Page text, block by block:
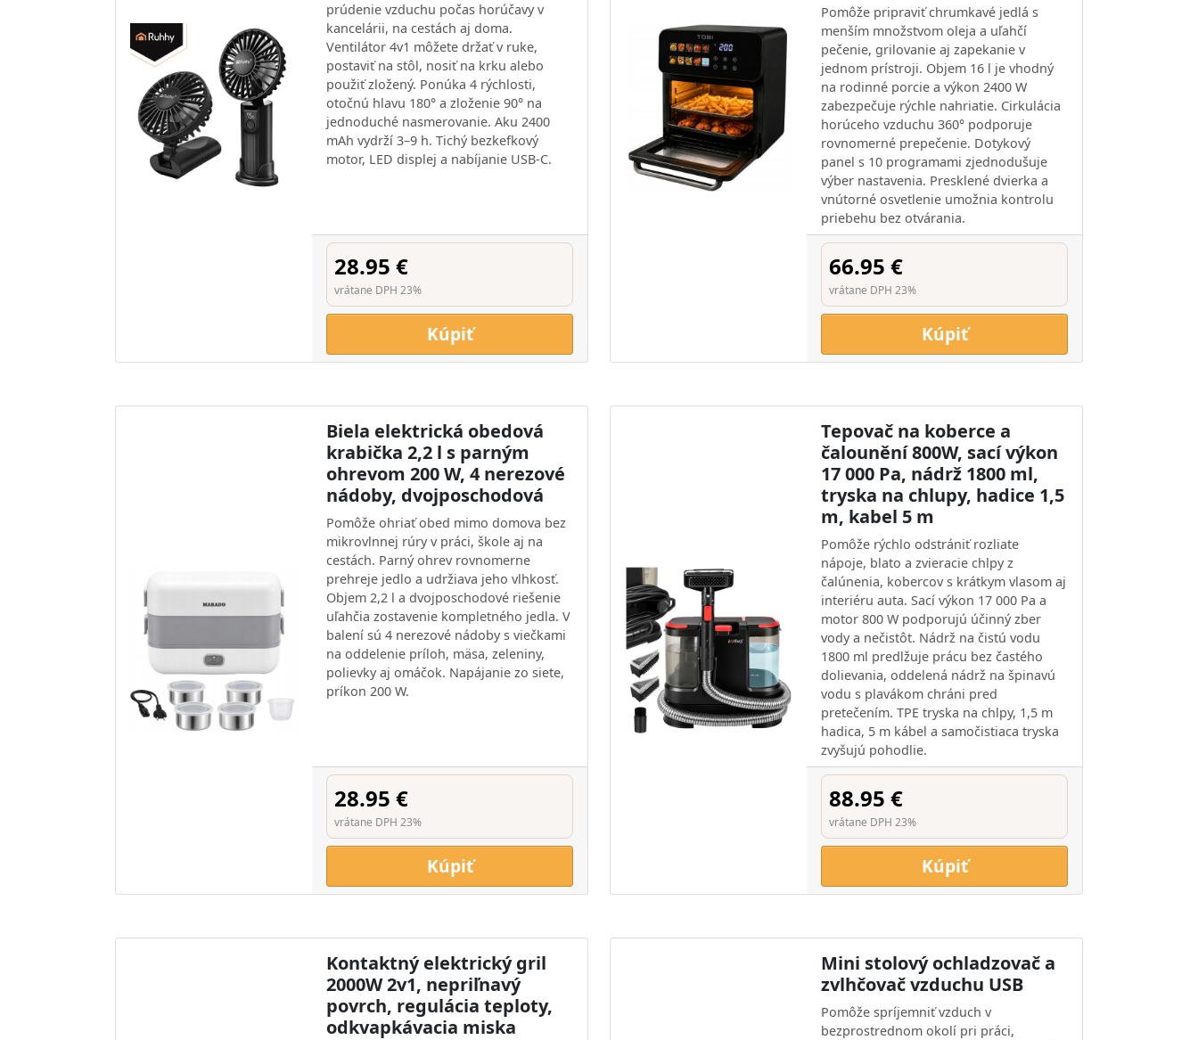
prúdenie vzduchu počas horúčavy v
kancelárii, na cestách aj doma.
Ventilátor 4v1 môžete držať v ruke,
postaviť na stôl, nosiť na krku alebo
použiť zložený. Ponúka 4 rýchlosti,
otočnú hlavu 180° a zloženie 90° na
jednoduché nasmerovanie. Aku 2400
mAh vydrží 3–9 h. Tichý bezkefkový
motor, LED displej a nabíjanie USB‑C.
28.95 €
vrátane DPH 23%
Kúpiť
Pomôže pripraviť chrumkavé jedlá s
menším množstvom oleja a uľahčí
pečenie, grilovanie aj zapekanie v
jednom prístroji. Objem 16 l je vhodný
na rodinné porcie a výkon 2400 W
zabezpečuje rýchle nahriatie. Cirkulácia
horúceho vzduchu 360° podporuje
rovnomerné prepečenie. Dotykový
panel s 10 programami zjednodušuje
výber nastavenia. Presklené dvierka a
vnútorné osvetlenie umožnia kontrolu
priebehu bez otvárania.
66.95 €
vrátane DPH 23%
Kúpiť
Biela elektrická obedová
krabička 2,2 l s parným
ohrevom 200 W, 4 nerezové
nádoby, dvojposchodová
Pomôže ohriať obed mimo domova bez
mikrovlnnej rúry v práci, škole aj na
cestách. Parný ohrev rovnomerne
prehreje jedlo a udržiava jeho vlhkosť.
Objem 2,2 l a dvojposchodové riešenie
uľahčia zostavenie kompletného jedla. V
balení sú 4 nerezové nádoby s viečkami
na oddelenie príloh, mäsa, zeleniny,
polievky aj omáčok. Napájanie zo siete,
príkon 200 W.
28.95 €
vrátane DPH 23%
Kúpiť
Tepovač na koberce a
čalounění 800W, sací výkon
17 000 Pa, nádrž 1800 ml,
tryska na chlupy, hadice 1,5
m, kabel 5 m
Pomôže rýchlo odstrániť rozliate
nápoje, blato a zvieracie chlpy z
čalúnenia, kobercov s krátkym vlasom aj
interiéru auta. Sací výkon 17 000 Pa a
motor 800 W podporujú účinný zber
vody a nečistôt. Nádrž na čistú vodu
1800 ml predlžuje prácu bez častého
dolievania, oddelená nádrž na špinavú
vodu s plavákom chráni pred
pretečením. TPE tryska na chlpy, 1,5 m
hadica, 5 m kábel a samočistiaca tryska
zvyšujú pohodlie.
88.95 €
vrátane DPH 23%
Kúpiť
Kontaktný elektrický gril
2000W 2v1, nepriľnavý
povrch, regulácia teploty,
odkvapkávacia miska
Mini stolový ochladzovač a
zvlhčovač vzduchu USB
Pomôže spríjemniť vzduch v
bezprostrednom okolí pri práci,